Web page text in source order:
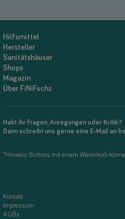
Hilfsmittel
Hersteller
Sanitätshäuser
Shops
Magazin
Über FiNiFuchs
Habt ihr Fragen, Anregungen oder Kritik?
Dann schreibt uns gerne eine E-Mail an
*Hinweis: Buttons mit einem Warenkorb
Kontakt
Impressum
AGBs